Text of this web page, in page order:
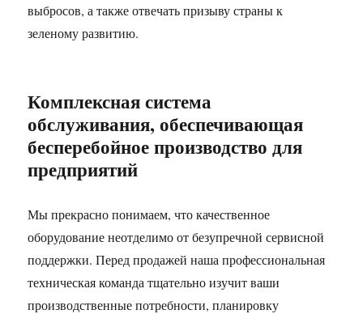
выбросов, а также отвечать призыву страны к
зеленому развитию.
Комплексная система
обслуживания, обеспечивающая
бесперебойное производство для
предприятий
Мы прекрасно понимаем, что качественное
оборудование неотделимо от безупречной сервисной
поддержки. Перед продажей наша профессиональная
техническая команда тщательно изучит ваши
производственные потребности, планировку